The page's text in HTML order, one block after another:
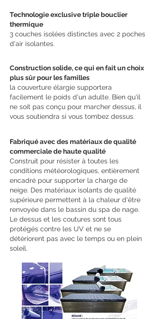
Technologie exclusive triple bouclier
thermique
3 couches isolées distinctes avec 2 poches
d'air isolantes.
Construction solide, ce qui en fait un choix
plus sûr pour les familles
la couverture élargie supportera
facilement le poids d'un adulte. Bien qu'il
ne soit pas conçu pour marcher dessus, il
vous soutiendra si vous tombez dessus.
Fabriqué avec des matériaux de qualité
commerciale de haute qualité
Construit pour résister à toutes les
conditions météorologiques, entièrement
encadré pour supporter la charge de
neige. Des matériaux isolants de qualité
supérieure permettent à la chaleur d'être
renvoyée dans le bassin du spa de nage.
Le dessus et les coutures sont tous
protégés contre les UV et ne se
détériorent pas avec le temps ou en plein
soleil.